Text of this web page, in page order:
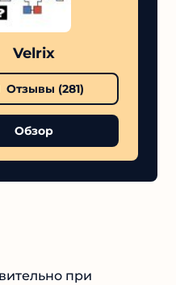
Velrix
(281)
Обзор
при